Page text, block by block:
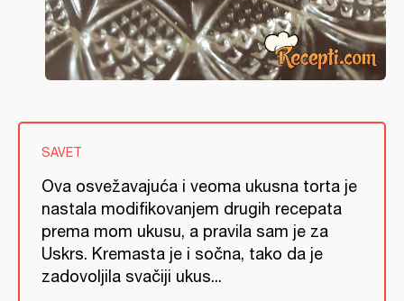
SAVET
Ova osvežavajuća i veoma ukusna torta je
nastala modifikovanjem drugih recepata
prema mom ukusu, a pravila sam je za
Uskrs. Kremasta je i sočna, tako da je
zadovoljila svačiji ukus...